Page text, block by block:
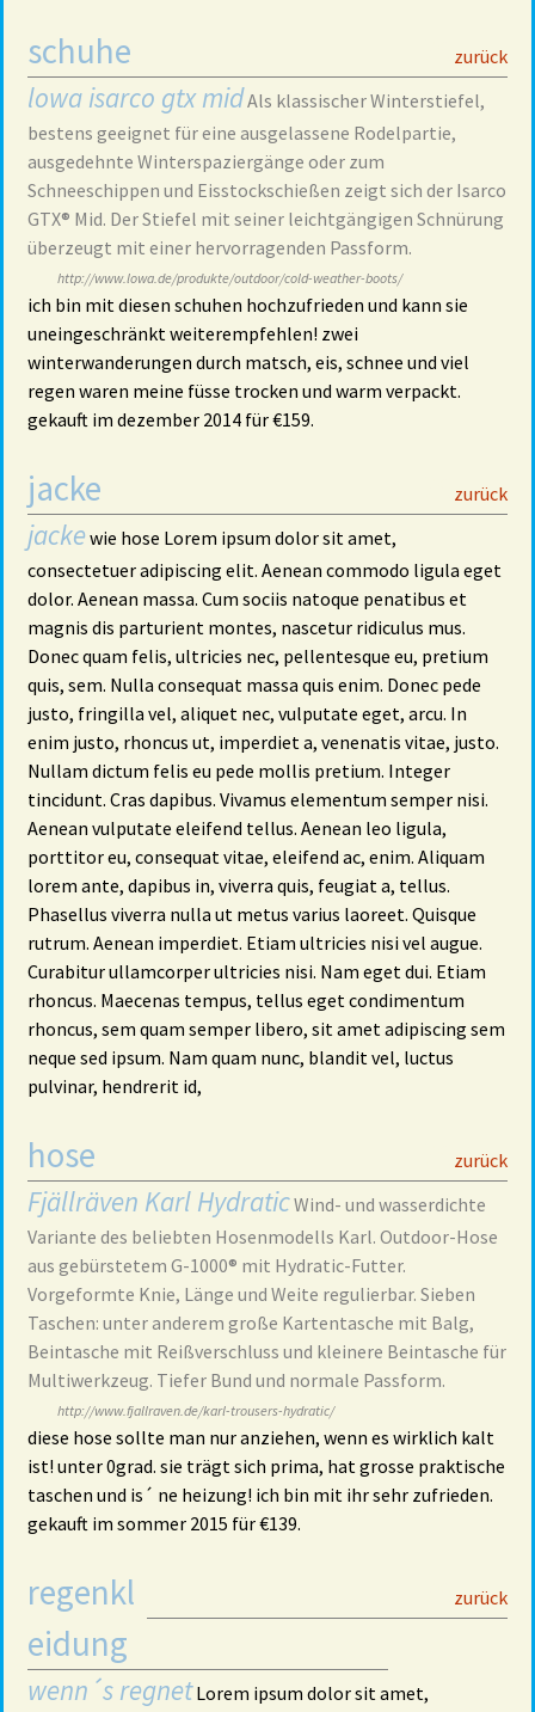
zurück
schuhe
lowa isarco gtx midAls klassischer Winterstiefel,
bestens geeignet für eine ausgelassene Rodelpartie,
ausgedehnte Winterspaziergänge oder zum
Schneeschippen und Eisstockschießen zeigt sich der Isarco
GTX® Mid. Der Stiefel mit seiner leichtgängigen Schnürung
überzeugt mit einer hervorragenden Passform.
http://www.lowa.de/produkte/outdoor/cold-weather-boots/
ich bin mit diesen schuhen hochzufrieden und kann sie
uneingeschränkt weiterempfehlen! zwei
winterwanderungen durch matsch, eis, schnee und viel
regen waren meine füsse trocken und warm verpackt.
gekauft im dezember 2014 für €159.
zurück
jacke
jackewie hose Lorem ipsum dolor sit amet,
consectetuer adipiscing elit. Aenean commodo ligula eget
dolor. Aenean massa. Cum sociis natoque penatibus et
magnis dis parturient montes, nascetur ridiculus mus.
Donec quam felis, ultricies nec, pellentesque eu, pretium
quis, sem. Nulla consequat massa quis enim. Donec pede
justo, fringilla vel, aliquet nec, vulputate eget, arcu. In
enim justo, rhoncus ut, imperdiet a, venenatis vitae, justo.
Nullam dictum felis eu pede mollis pretium. Integer
tincidunt. Cras dapibus. Vivamus elementum semper nisi.
Aenean vulputate eleifend tellus. Aenean leo ligula,
porttitor eu, consequat vitae, eleifend ac, enim. Aliquam
lorem ante, dapibus in, viverra quis, feugiat a, tellus.
Phasellus viverra nulla ut metus varius laoreet. Quisque
rutrum. Aenean imperdiet. Etiam ultricies nisi vel augue.
Curabitur ullamcorper ultricies nisi. Nam eget dui. Etiam
rhoncus. Maecenas tempus, tellus eget condimentum
rhoncus, sem quam semper libero, sit amet adipiscing sem
neque sed ipsum. Nam quam nunc, blandit vel, luctus
pulvinar, hendrerit id,
zurück
hose
Fjällräven Karl HydraticWind- und wasserdichte
Variante des beliebten Hosenmodells Karl. Outdoor-Hose
aus gebürstetem G-1000® mit Hydratic-Futter.
Vorgeformte Knie, Länge und Weite regulierbar. Sieben
Taschen: unter anderem große Kartentasche mit Balg,
Beintasche mit Reißverschluss und kleinere Beintasche für
Multiwerkzeug. Tiefer Bund und normale Passform.
http://www.fjallraven.de/karl-trousers-hydratic/
diese hose sollte man nur anziehen, wenn es wirklich kalt
ist! unter 0grad. sie trägt sich prima, hat grosse praktische
taschen und is´ ne heizung! ich bin mit ihr sehr zufrieden.
gekauft im sommer 2015 für €139.
zurück
regenkl
eidung
wenn´s regnetLorem ipsum dolor sit amet,